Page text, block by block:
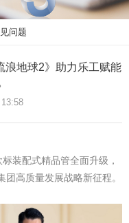
问题
浪地球2》助力乐工赋能
装配式精品管全面升级，
高质量发展战略新征程。